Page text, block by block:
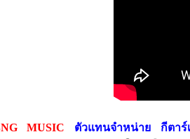
MUSIC ตัวแทนจำหน่าย กีตาร์